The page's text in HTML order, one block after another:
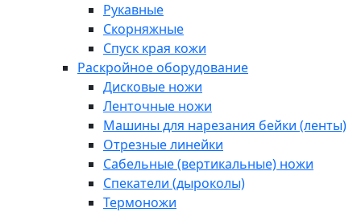
Рукавные
Скорняжные
Спуск края кожи
Раскройное оборудование
Дисковые ножи
Ленточные ножи
Машины для нарезания бейки (ленты)
Отрезные линейки
Сабельные (вертикальные) ножи
Спекатели (дыроколы)
Термоножи